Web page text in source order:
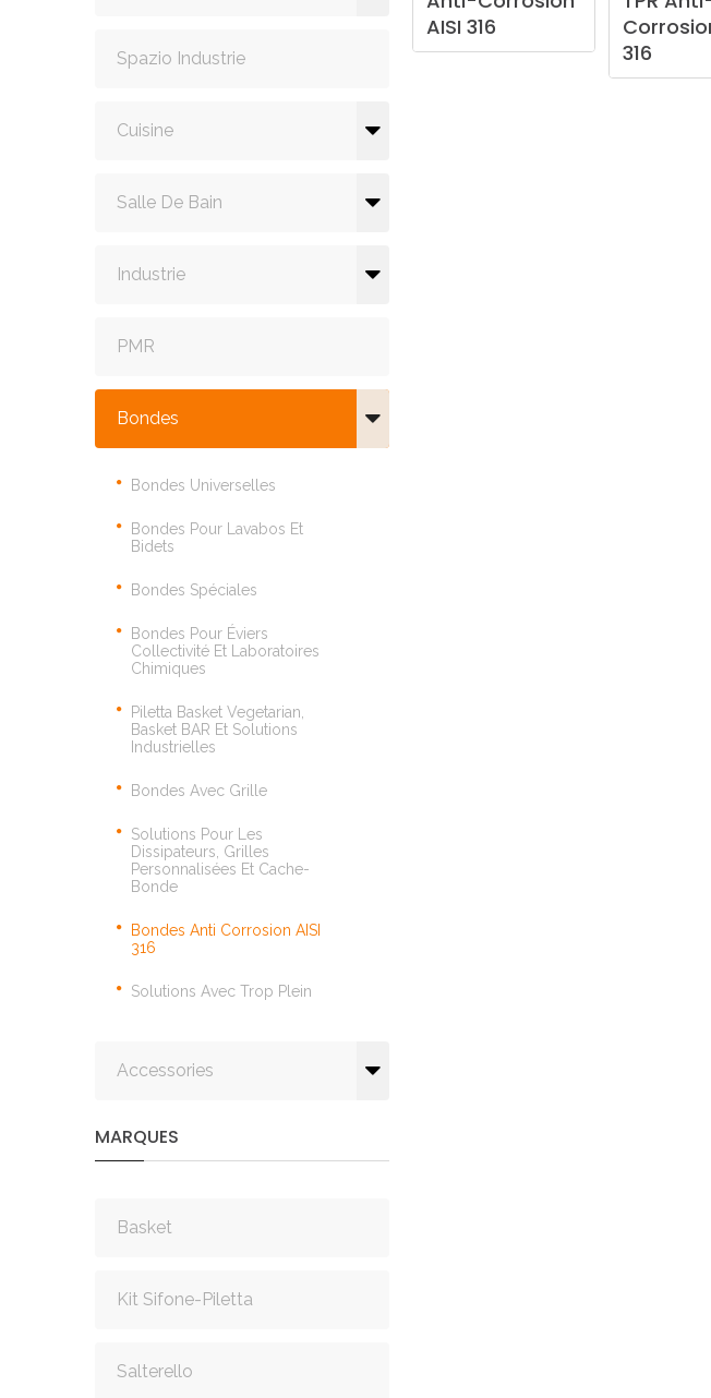
Spazio Industrie
Cuisine
Salle De Bain
Industrie
PMR
Bondes
Bondes Universelles
Bondes Pour Lavabos Et
Bidets
Bondes Spéciales
Bondes Pour Éviers
Collectivité Et Laboratoires
Chimiques
Piletta Basket Vegetarian,
Basket BAR Et Solutions
Industrielles
Bondes Avec Grille
Solutions Pour Les
Dissipateurs, Grilles
Personnalisées Et Cache-
Bonde
Bondes Anti Corrosion AISI
316
Solutions Avec Trop Plein
Accessories
MARQUES
Basket
Kit Sifone-Piletta
Salterello
AISI 316
316